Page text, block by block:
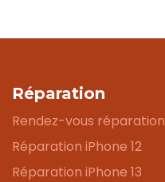
Réparation
Rendez-vous réparation
Réparation iPhone 12
Réparation iPhone 13